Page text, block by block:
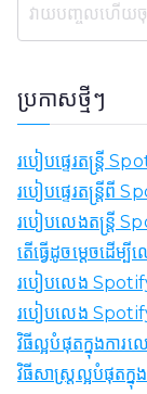
ប្រកាសថ្មីៗ
របៀបផ្ទេរតន្ត្រី
របៀបផ្ទេរតន្ត្រីពី
របៀបលេងតន្ត្រី
តើធ្វើដូចម្តេចដើ
របៀបលេង
របៀបលេង
វិធីល្អបំផុតក្នុងការ
វិធីសាស្រ្តល្អបំផុត